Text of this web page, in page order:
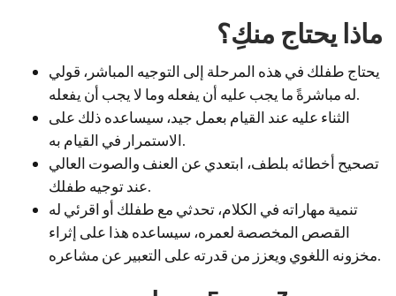
ماذا يحتاج منكِ؟
يحتاج طفلك في هذه المرحلة إلى التوجيه المباشر، قولي
له مباشرةً ما يجب عليه أن يفعله وما لا يجب أن يفعله.
الثناء عليه عند القيام بعمل جيد، سيساعده ذلك على
الاستمرار في القيام به.
تصحيح أخطائه بلطف، ابتعدي عن العنف والصوت العالي
عند توجيه طفلك.
تنمية مهاراته في الكلام، تحدثي مع طفلك أو اقرئي له
القصص المخصصة لعمره، سيساعده هذا على إثراء
مخزونه اللغوي ويعزز من قدرته على التعبير عن مشاعره.